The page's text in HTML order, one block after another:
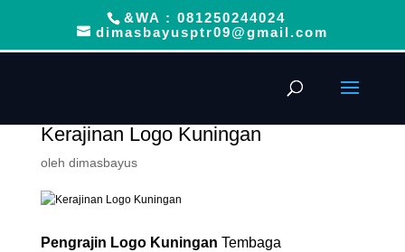
&WA : 081250244024
dimasbayusptr09@gmail.com
Kerajinan Logo Kuningan
oleh dimasbayus
Pengrajin Logo Kuningan Tembaga